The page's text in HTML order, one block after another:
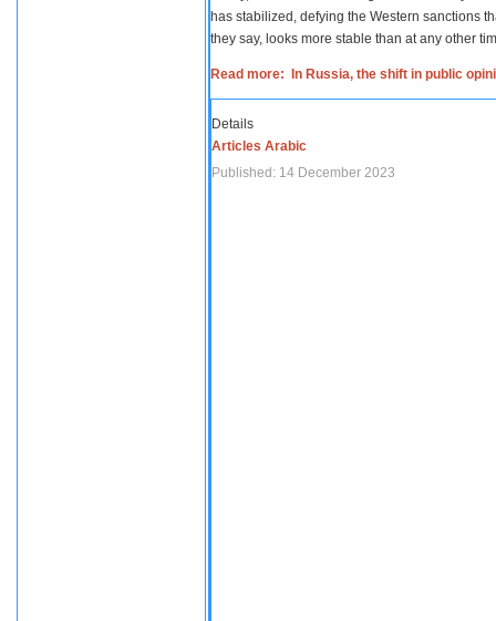
has stabilized, defying the Western sanctions
they say, looks more stable than at any other
Read more: In Russia, the shift in public
Details
Articles Arabic
Published: 14 December 2023